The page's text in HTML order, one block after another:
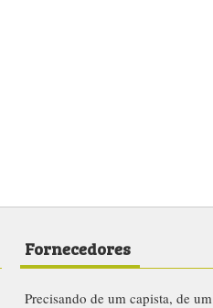
Fornecedores
Precisando de um capista, de um